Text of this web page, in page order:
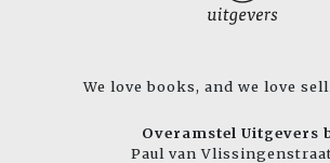
We love books, and we love
Overamstel Uitgevers
Paul van